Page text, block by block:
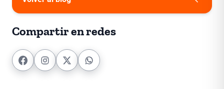
Compartir en redes